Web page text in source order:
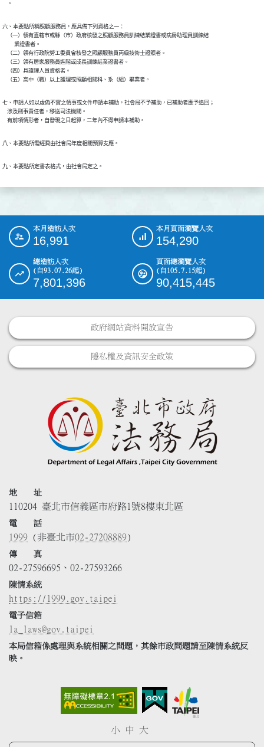
    。
六、本要點所稱照顧服務員，應具備下列資格之一：
    （一）領有直轄市或縣（市）政府核發之照顧服務員訓練結業證書或病房助理員訓練結
          業證書者。
    （二）領有行政院勞工委員會核發之照顧服務員丙級技術士證照者。
    （三）領有居家服務員進階或成長訓練結業證書者。
    （四）具護理人員資格者。
    （五）高中（職）以上護理或照顧相關科、系（組）畢業者。
七、申請人如以虛偽不實之情事或文件申請本補助，社會局不予補助，已補助者應予追回；
    涉及刑事責任者，移送司法機關。
    有前項情形者，自發現之日起算，二年內不得申請本補助。
八、本要點所需經費由社會局年度相關預算支應。
九、本要點所定書表格式，由社會局定之。
::: 本月造訪人次
16,991
本月頁面瀏覽人次
154,290
總造訪人次
(自93.07.26起)
7,801,396
頁面總瀏覽人次
(自105.7.15起)
90,415,445
政府網站資料開放宣告
隱私權及資訊安全政策
地 址
110204 臺北市信義區市府路1號8樓東北區
電 話
1999 (非臺北市02-27208889)
傳 真
02-27596695、02-27593266
陳情系統
https://1999.gov.taipei
電子信箱
la_laws@gov.taipei
本局信箱係處理與系統相關之問題，其餘市政問題請至陳情系統反
映。
小 中 大